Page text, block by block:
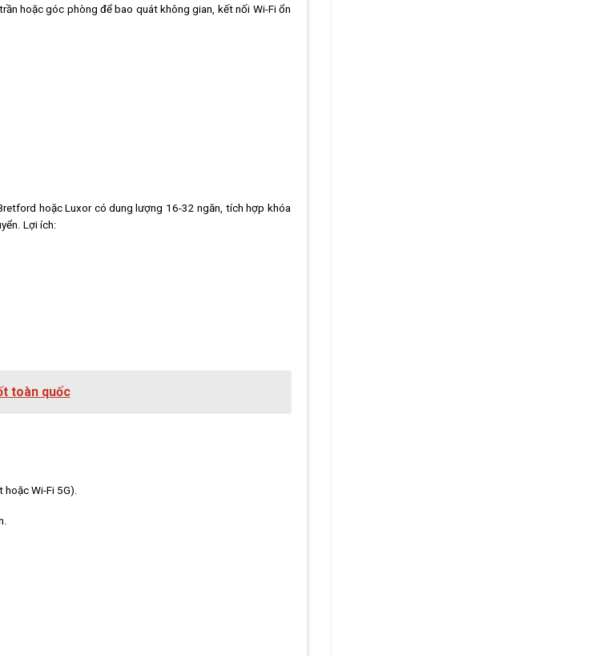
hoặc góc phòng để bao quát không gian, kết nối Wi-Fi ổn
hoặc Luxor có dung lượng 16-32 ngăn, tích hợp khóa
Lợi ích:
toàn quốc
Wi-Fi 5G).